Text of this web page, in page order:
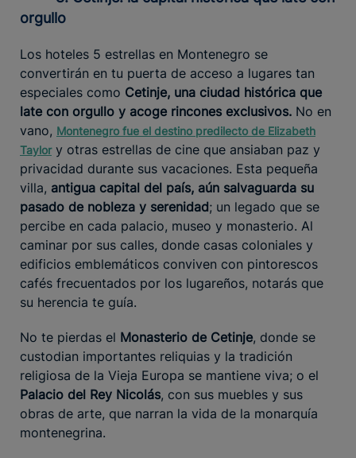
orgullo
Los hoteles 5 estrellas en Montenegro se
convertirán en tu puerta de acceso a lugares tan
especiales como Cetinje, una ciudad histórica que
late con orgullo y acoge rincones exclusivos. No en
vano, Montenegro fue el destino predilecto de Elizabeth
Taylory otras estrellas de cine que ansiaban paz y
privacidad durante sus vacaciones. Esta pequeña
villa, antigua capital del país, aún salvaguarda su
pasado de nobleza y serenidad; un legado que se
percibe en cada palacio, museo y monasterio. Al
caminar por sus calles, donde casas coloniales y
edificios emblemáticos conviven con pintorescos
cafés frecuentados por los lugareños, notarás que
su herencia te guía.
No te pierdas el Monasterio de Cetinje, donde se
custodian importantes reliquias y la tradición
religiosa de la Vieja Europa se mantiene viva; o el
Palacio del Rey Nicolás, con sus muebles y sus
obras de arte, que narran la vida de la monarquía
montenegrina.